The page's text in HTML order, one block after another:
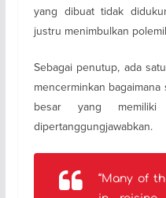
yang dibuat tidak
justru menimbulkan
Sebagai penutup, ada
mencerminkan
besar yang
dipertanggungjawabkan.
“Many of